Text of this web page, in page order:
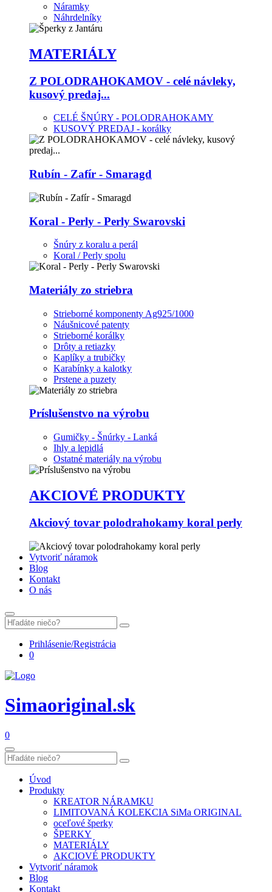
Náramky
Náhrdelníky
MATERIÁLY
Z POLODRAHOKAMOV - celé návleky,
kusový predaj...
CELÉ ŠNÚRY - POLODRAHOKAMY
KUSOVÝ PREDAJ - korálky
Rubín - Zafír - Smaragd
Koral - Perly - Perly Swarovski
Šnúry z koralu a perál
Koral / Perly spolu
Materiály zo striebra
Strieborné komponenty Ag925/1000
Náušnicové patenty
Strieborné korálky
Drôty a retiazky
Kaplíky a trubičky
Karabínky a kalotky
Prstene a puzety
Príslušenstvo na výrobu
Gumičky - Šnúrky - Lanká
Ihly a lepidlá
Ostatné materiály na výrobu
AKCIOVÉ PRODUKTY
Akciový tovar polodrahokamy koral perly
Vytvoriť náramok
Blog
Kontakt
O nás
Prihlásenie/Registrácia
0
Simaoriginal.sk
0
Úvod
Produkty
KREATOR NÁRAMKU
LIMITOVANÁ KOLEKCIA SiMa ORIGINAL
oceľové šperky
ŠPERKY
MATERIÁLY
AKCIOVÉ PRODUKTY
Vytvoriť náramok
Blog
Kontakt